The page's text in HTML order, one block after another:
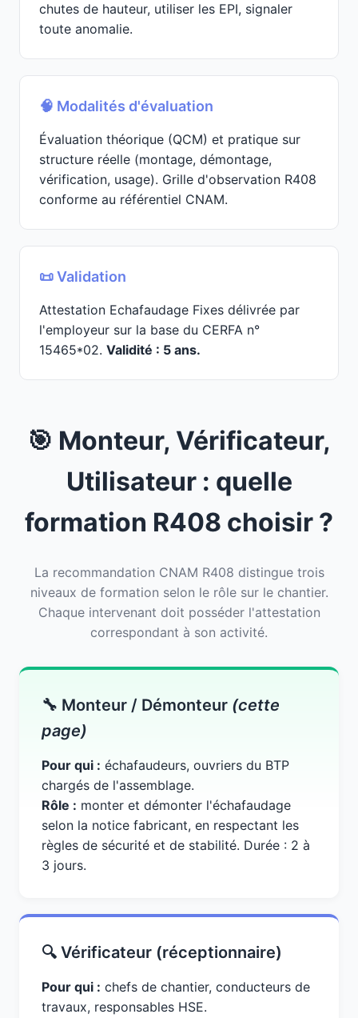
chutes de hauteur, utiliser les EPI, signaler
toute anomalie.
🧠 Modalités d'évaluation
Évaluation théorique (QCM) et pratique sur
structure réelle (montage, démontage,
vérification, usage). Grille d'observation R408
conforme au référentiel CNAM.
📜 Validation
Attestation Echafaudage Fixes délivrée par
l'employeur sur la base du CERFA n°
15465*02. Validité : 5 ans.
🎯 Monteur, Vérificateur,
Utilisateur : quelle
formation R408 choisir ?
La recommandation CNAM R408 distingue trois
niveaux de formation selon le rôle sur le chantier.
Chaque intervenant doit posséder l'attestation
correspondant à son activité.
🔧 Monteur / Démonteur (cette
page)
Pour qui : échafaudeurs, ouvriers du BTP
chargés de l'assemblage.
Rôle : monter et démonter l'échafaudage
selon la notice fabricant, en respectant les
règles de sécurité et de stabilité. Durée : 2 à
3 jours.
🔍 Vérificateur (réceptionnaire)
Pour qui : chefs de chantier, conducteurs de
travaux, responsables HSE.